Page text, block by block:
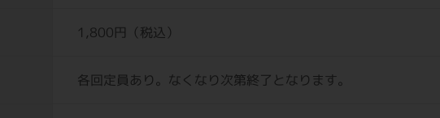
1,800円（税込）
各回定員あり。なくなり次第終了となります。